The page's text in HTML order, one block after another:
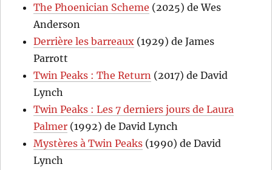
The Phoenician Scheme (2025) de Wes
Anderson
Derrière les barreaux (1929) de James
Parrott
Twin Peaks : The Return (2017) de David
Lynch
Twin Peaks : Les 7 derniers jours de Laura
Palmer (1992) de David Lynch
Mystères à Twin Peaks (1990) de David
Lynch